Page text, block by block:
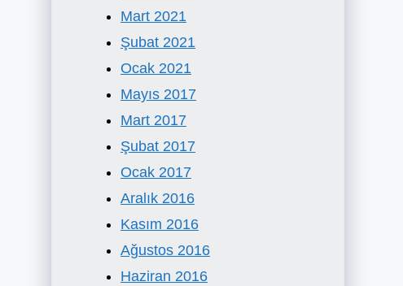
Mart 2021
Şubat 2021
Ocak 2021
Mayıs 2017
Mart 2017
Şubat 2017
Ocak 2017
Aralık 2016
Kasım 2016
Ağustos 2016
Haziran 2016